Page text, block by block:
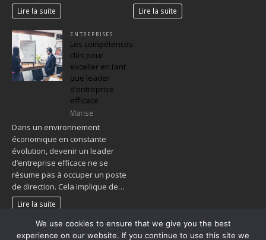
Lire la suite Lire la suite
ENTREPRISES
Les compétences
clés pour
exceller en tant
que leader
d’entreprise
efficace
Marise
Dans un environnement
économique en constante
évolution, devenir un leader
d’entreprise efficace ne se
résume pas à occuper un poste
de direction. Cela implique de…
Lire la suite
1 2 … 109 »
We use cookies to ensure that we give you the best
experience on our website. If you continue to use this site we